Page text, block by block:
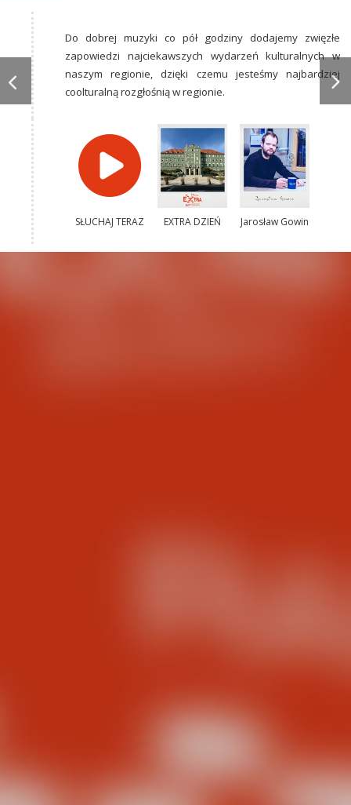
Do dobrej muzyki co pół godziny dodajemy zwięzłe
zapowiedzi najciekawszych wydarzeń kulturalnych w
naszym regionie, dzięki czemu jesteśmy najbardziej
coolturalną rozgłośnią w regionie.
SŁUCHAJ TERAZ EXTRA DZIEŃ Jarosław Gowin